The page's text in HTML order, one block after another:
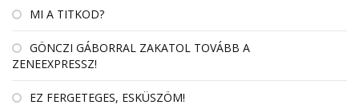
MI A TITKOD?
GÖNCZI GÁBORRAL ZAKATOL TOVÁBB A
ZENEEXPRESSZ!
EZ FERGETEGES, ESKÜSZÖM!